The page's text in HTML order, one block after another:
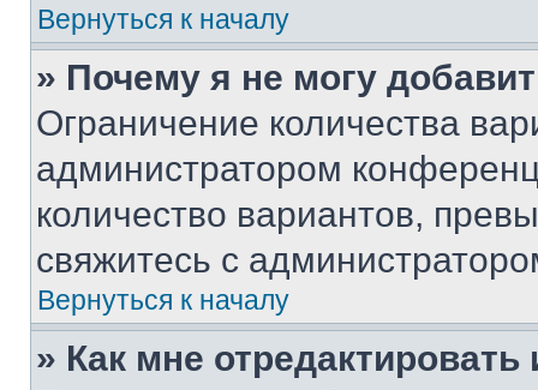
Вернуться к началу
» Почему я не могу
Ограничение количества
администратором
количество вариантов,
свяжитесь с
Вернуться к началу
» Как мне